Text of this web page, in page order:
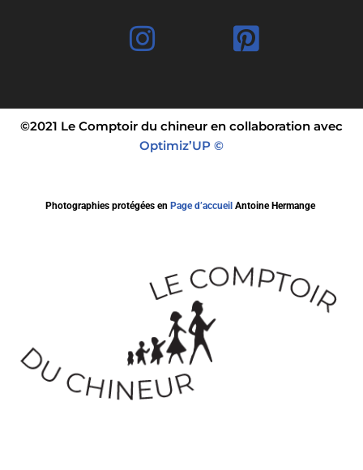
©2021 Le Comptoir du chineur en collaboration avec
Optimiz’UP ©
Photographies protégées en Page d’accueil Antoine Hermange